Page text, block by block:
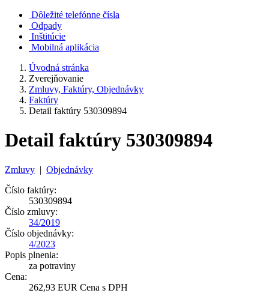
Dôležité telefónne čísla
Odpady
Inštitúcie
Mobilná aplikácia
Úvodná stránka
Zverejňovanie
Zmluvy, Faktúry, Objednávky
Faktúry
Detail faktúry 530309894
Detail faktúry 530309894
Zmluvy | Objednávky
Číslo faktúry:
530309894
Číslo zmluvy:
34/2019
Číslo objednávky:
4/2023
Popis plnenia:
za potraviny
Cena:
262,93 EUR Cena s DPH